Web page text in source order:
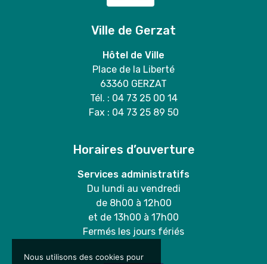
Ville de Gerzat
Hôtel de Ville
Place de la Liberté
63360 GERZAT
Tél. : 04 73 25 00 14
Fax : 04 73 25 89 50
Horaires d’ouverture
Services administratifs
Du lundi au vendredi
de 8h00 à 12h00
et de 13h00 à 17h00
Fermés les jours fériés
Nous utilisons des cookies pour